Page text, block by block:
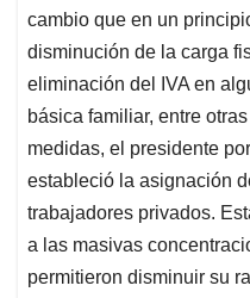
cambio que en un
disminución de la carga
eliminación del IVA en
básica familiar, entre
medidas, el presidente
estableció la asignación
trabajadores privados.
a las masivas
permitieron disminuir su